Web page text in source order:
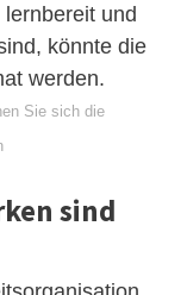
und
könnte die
werden.
Sie sich die
sind